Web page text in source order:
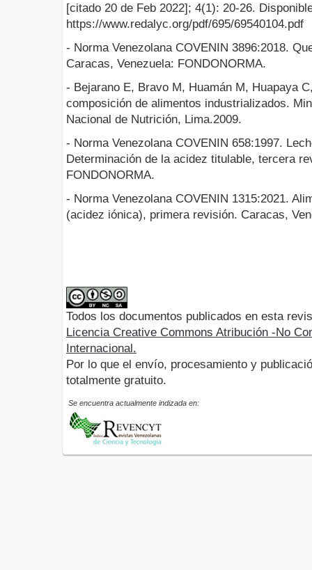
[citado 20 de Feb 2022]; 4(1): 20-26.
https://www.redalyc.org/pdf/695/69540104.pdf
- Norma Venezolana COVENIN 3896:2018.
Caracas, Venezuela: FONDONORMA.
- Bejarano E, Bravo M, Huamán M, Huapaya
composición de alimentos industrializados.
Nacional de Nutrición, Lima.2009.
- Norma Venezolana COVENIN 658:1997.
Determinación de la acidez titulable, tercera
FONDONORMA.
- Norma Venezolana COVENIN 1315:2021.
(acidez iónica), primera revisión. Caracas,
Todos los documentos publicados en esta
Licencia Creative Commons Atribución -No
Internacional.
Por lo que el envío, procesamiento y
totalmente gratuito.
Se encuentra actualmente indizada en: